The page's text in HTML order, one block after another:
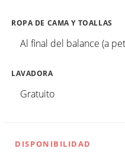
ROPA DE CAMA Y TOALLAS
Al final del balance (a
LAVADORA
Gratuito
DISPONIBILIDAD